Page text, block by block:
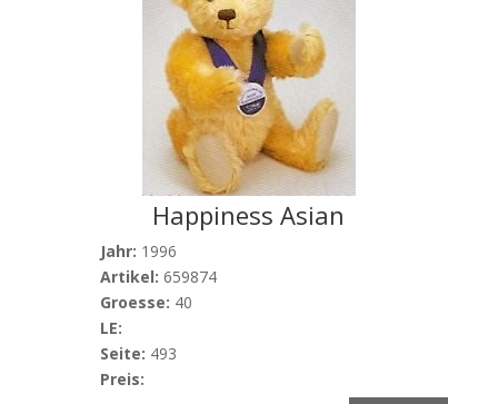
Happiness Asian
Jahr: 1996
Artikel: 659874
Groesse: 40
LE:
Seite: 493
Preis: